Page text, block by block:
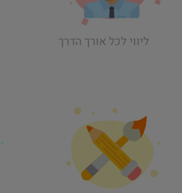
ליווי לכל אורך הדרך